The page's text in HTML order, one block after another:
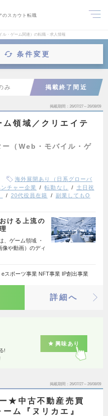
のスカウト転職
ル・ゲーム関連）の転職・求人情報
条件変更
み 掲載終了間近
掲載期間 26/07/27～26/08/09
ム領域／クリエイテ
ー（Web・モバイル・ゲ
海外展開あり（日系グローバ
ンチャー企業 転勤なし
土日祝
20代役員在籍
副業してもO
ける上流の
、ゲーム領域 ・
像や動画）のディ
スポーツ事業 NFT事業 IP創出事業
詳細へ
!
興味あり
掲載期間 26/07/27～26/08/09
★中古不動産売買
ム『ヌリカエ』